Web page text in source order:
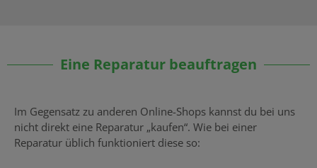
Eine Reparatur beauftragen
Im Gegensatz zu anderen Online-Shops kannst du bei uns
nicht direkt eine Reparatur „kaufen“. Wie bei einer
Reparatur üblich funktioniert diese so: